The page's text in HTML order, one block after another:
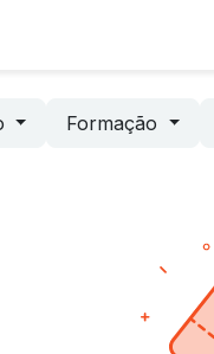
Formação